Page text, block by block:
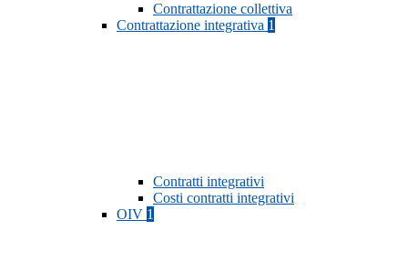
Contrattazione collettiva
Contrattazione integrativa 1
Contratti integrativi
Costi contratti integrativi
OIV 1